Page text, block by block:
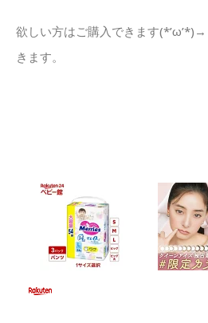
欲しい方はご購入できます(*’ω’*)→
きます。